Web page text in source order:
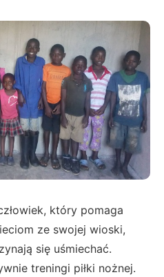
który pomaga
ze swojej wioski,
się uśmiechać.
treningi piłki nożnej.